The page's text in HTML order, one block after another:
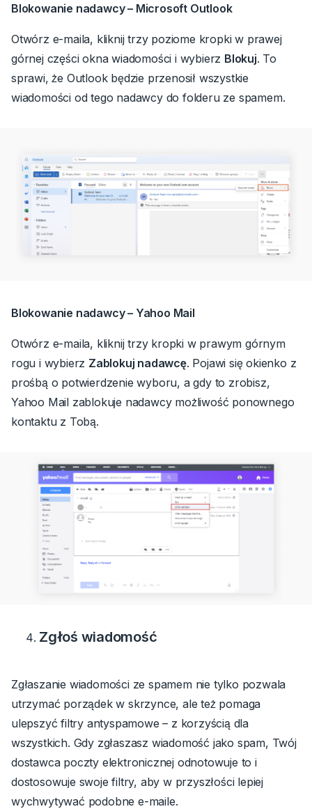
Blokowanie nadawcy – Microsoft Outlook
Otwórz e-maila, kliknij trzy poziome kropki w prawej
górnej części okna wiadomości i wybierz Blokuj. To
sprawi, że Outlook będzie przenosił wszystkie
wiadomości od tego nadawcy do folderu ze spamem.
Blokowanie nadawcy – Yahoo Mail
Otwórz e-maila, kliknij trzy kropki w prawym górnym
rogu i wybierz Zablokuj nadawcę. Pojawi się okienko z
prośbą o potwierdzenie wyboru, a gdy to zrobisz,
Yahoo Mail zablokuje nadawcy możliwość ponownego
kontaktu z Tobą.
Zgłoś wiadomość
Zgłaszanie wiadomości ze spamem nie tylko pozwala
utrzymać porządek w skrzynce, ale też pomaga
ulepszyć filtry antyspamowe – z korzyścią dla
wszystkich. Gdy zgłaszasz wiadomość jako spam, Twój
dostawca poczty elektronicznej odnotowuje to i
dostosowuje swoje filtry, aby w przyszłości lepiej
wychwytywać podobne e-maile.